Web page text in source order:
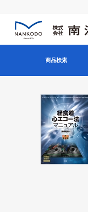
商品検索